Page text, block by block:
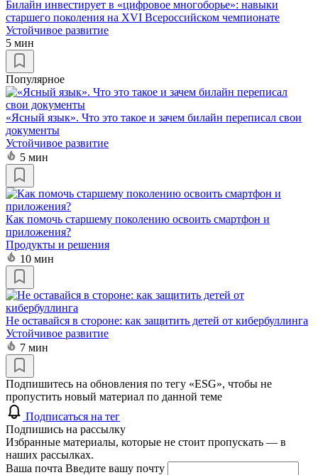
Билайн инвестирует в «цифровое многоборье»: навыки
старшего поколения на XVI Всероссийском чемпионате
Устойчивое развитие
5 мин
Популярное
«Ясный язык». Что это такое и зачем билайн переписал свои
документы
Устойчивое развитие
5 мин
Как помочь старшему поколению освоить смартфон и
приложения?
Продукты и решения
10 мин
Не оставайся в стороне: как защитить детей от кибербуллинга
Устойчивое развитие
7 мин
Подпишитесь на обновления по тегу «ESG», чтобы не
пропустить новый материал по данной теме
Подписаться на тег
Подпишись на рассылку
Избранные материалы, которые не стоит пропускать — в
наших рассылках.
Ваша почта Введите вашу почту